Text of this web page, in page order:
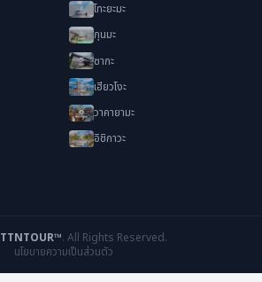
โทะยะมะ
กุนมะ
ซากะ
เฮียวโงะ
วาคายามะ
อิชิกาวะ
TTNTOUR™. All Rights Reserved.
นโยบายความเป็นส่วนตัว